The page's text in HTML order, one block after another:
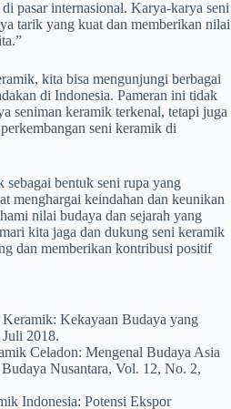
pasar internasional. Karya-karya seni
tarik yang kuat dan memberikan nilai
kita bisa mengunjungi berbagai
di Indonesia. Pameran ini tidak
seniman keramik terkenal, tetapi juga
seni keramik di
sebagai bentuk seni rupa yang
menghargai keindahan dan keunikan
nilai budaya dan sejarah yang
kita jaga dan dukung seni keramik
dan memberikan kontribusi positif
Kekayaan Budaya yang
2018.
Celadon: Mengenal Budaya Asia
Nusantara, Vol. 12, No. 2,
Indonesia: Potensi Ekspor